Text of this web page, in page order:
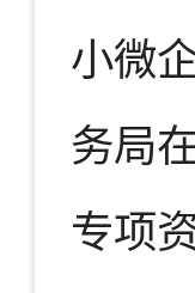
小微
务局
专项